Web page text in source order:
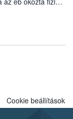
felmerülő
tartását és annak
Cookie beállítások